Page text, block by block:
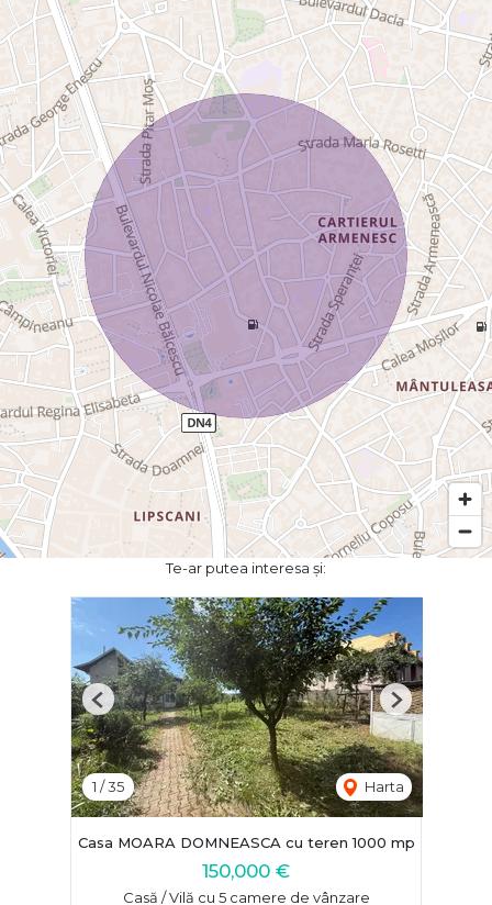
Te-ar putea interesa și:
1 /35 Harta
Previous Next
Casa MOARA DOMNEASCA cu teren 1000 mp
150,000 €
Casă / Vilă cu 5 camere de vânzare